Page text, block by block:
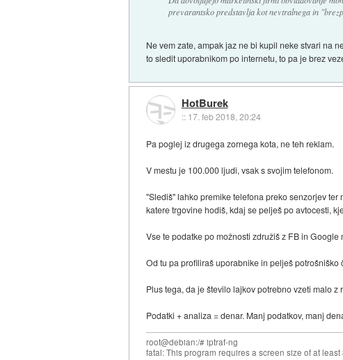
prevarantsko predstavlja kot nevtralnega in
Ne vem zate, ampak jaz ne bi kupil neke stvari na
to sledit uporabnikom po internetu, to pa je brez
HotBurek
:: 17. feb 2018, 20:24
Pa poglej iz drugega zornega kota, ne teh reklam.
V mestu je 100.000 ljudi, vsak s svojim telefonom.
"Slediš" lahko premike telefona preko senzorjev
katere trgovine hodiš, kdaj se pelješ po avtocesti,
Vse te podatke po možnosti združiš z FB in Google
Od tu pa profiliraš uporabnike in pelješ
Plus tega, da je število lajkov potrebno vzeti malo
Podatki + analiza = denar. Manj podatkov, manj
root@debian:/# iptraf-ng
fatal: This program requires a screen size of at